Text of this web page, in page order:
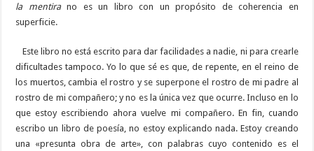
la mentirano es un libro con un propósito de coherencia en
superficie.
Este libro no está escrito para dar facilidades a nadie, ni para crearle
dificultades tampoco. Yo lo que sé es que, de repente, en el reino de
los muertos, cambia el rostro y se superpone el rostro de mi padre al
rostro de mi compañero; y no es la única vez que ocurre. Incluso en lo
que estoy escribiendo ahora vuelve mi compañero. En fin, cuando
escribo un libro de poesía, no estoy explicando nada. Estoy creando
una «presunta obra de arte», con palabras cuyo contenido es el